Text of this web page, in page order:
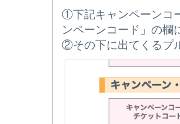
①下記キャンペーンコ
ンペーンコード」の欄
②その下に出てくるプ